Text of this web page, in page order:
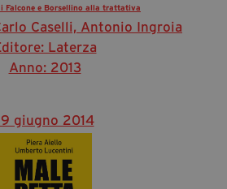
Falcone e Borsellino alla trattativa
Caselli, Antonio Ingroia
Laterza
Anno: 2013
giugno 2014